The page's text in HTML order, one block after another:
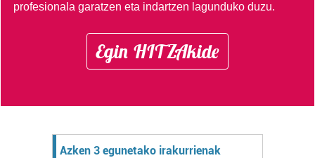
profesionala garatzen eta indartzen lagunduko duzu.
Egin HITZAkide
Azken 3 egunetako irakurrienak